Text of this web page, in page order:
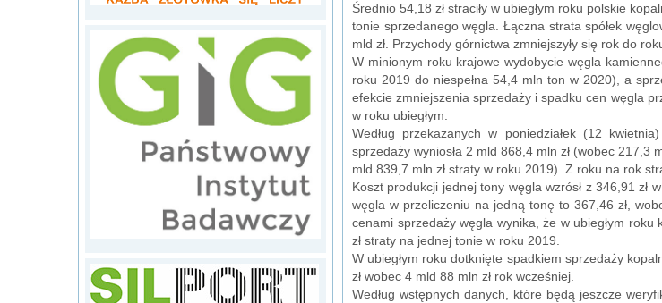
Średnio 54,18 zł straciły w ubiegłym roku polskie
tonie sprzedanego węgla. Łączna strata spółek
mld zł. Przychody górnictwa zmniejszyły się rok do
W minionym roku krajowe wydobycie węgla
roku 2019 do niespełna 54,4 mln ton w 2020), a
efekcie zmniejszenia sprzedaży i spadku cen węgla
w roku ubiegłym.
Według przekazanych w poniedziałek (12
sprzedaży wyniosła 2 mld 868,4 mln zł (wobec 217,3
mld 839,7 mln zł straty w roku 2019). Z roku na rok
Koszt produkcji jednej tony węgla wzrósł z 346,91 zł
węgla w przeliczeniu na jedną tonę to 367,46 zł,
cenami sprzedaży węgla wynika, że w ubiegłym
zł straty na jednej tonie w roku 2019.
W ubiegłym roku dotknięte spadkiem sprzedaży
zł wobec 4 mld 88 mln zł rok wcześniej.
Według wstępnych danych, które będą jeszcze